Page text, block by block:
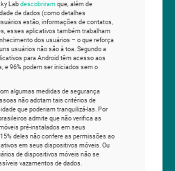
Lab descobriramque, além de
de dados (como detalhes
estão, informações de contatos,
esses aplicativos também trabalham
dos usuários – o que reforça
usuários não são à toa. Segundo a
para Android têm acesso aos
e 96% podem ser iniciados sem o
algumas medidas de segurança
não adotam tais critérios de
que poderiam tranquilizá-las. Por
admite que não verifica as
pré-instalados em seus
deles não confere as permissões ao
em seus dispositivos móveis. Ou
de dispositivos móveis não se
vazamentos de dados.